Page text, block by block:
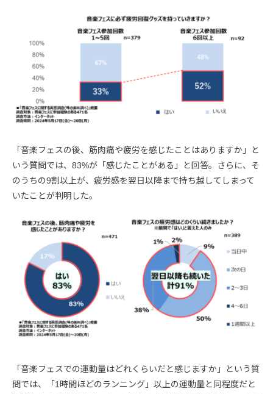
「音楽フェスの後、筋肉痛や疲労を感じたことはありますか」と
いう質問では、83%が「感じたことがある」と回答。さらに、そ
のうちの9割以上が、疲労感を翌日以降まで持ち越してしまって
いたことが判明した。
「音楽フェスでの運動量はどれくらいだと感じますか」という質
問では、「1時間ほどのランニング」以上の運動量と同程度だと